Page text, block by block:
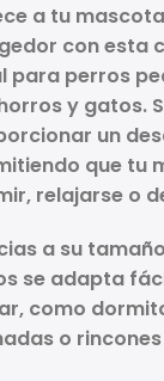
a tu
con esta
para perros
y gatos.
un
que tu
relajarse o
a su
se adapta
como
o